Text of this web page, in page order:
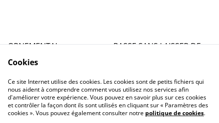
ORNEMENTAL
Pierre Veyser
PASSE SANS LAISSER DE
Cookies
Ce site Internet utilise des cookies. Les cookies sont de petits fichiers qui
nous aident à comprendre comment vous utilisez nos services afin
d'améliorer votre expérience. Vous pouvez en savoir plus sur ces cookies
et contrôler la façon dont ils sont utilisés en cliquant sur « Paramètres des
cookies ». Vous pouvez également consulter notre politique de cookies.